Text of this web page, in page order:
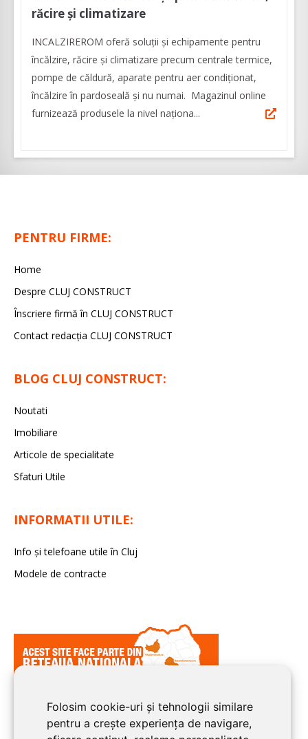
Folosim cookie-uri și tehnologii similare
pentru a crește experiența de navigare,
răcire şi climatizare
INCALZIREROM oferă soluţii şi echipamente pentru
încălzire, răcire şi climatizare precum centrale termice,
pompe de căldură, aparate pentru aer condiţionat,
încălzire în pardoseală şi nu numai. Magazinul online
furnizează produsele la nivel naționa...
PENTRU FIRME:
Home
Despre CLUJ CONSTRUCT
Înscriere firmă în CLUJ CONSTRUCT
Contact redacția CLUJ CONSTRUCT
BLOG CLUJ CONSTRUCT:
Noutati
Imobiliare
Articole de specialitate
Sfaturi Utile
INFORMATII UTILE:
Info și telefoane utile în Cluj
Modele de contracte